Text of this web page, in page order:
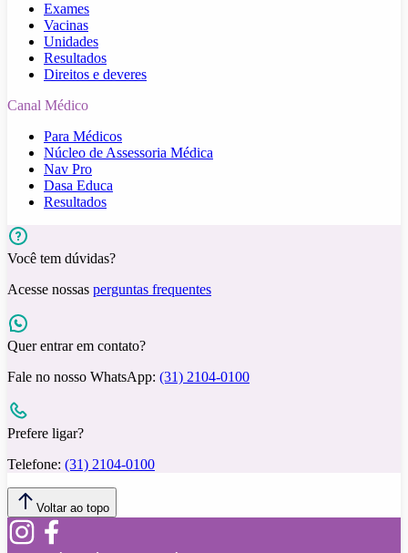
Exames
Vacinas
Unidades
Resultados
Direitos e deveres
Canal Médico
Para Médicos
Núcleo de Assessoria Médica
Nav Pro
Dasa Educa
Resultados
Você tem dúvidas?
Acesse nossas perguntas frequentes
Quer entrar em contato?
Fale no nosso WhatsApp: (31) 2104-0100
Prefere ligar?
Telefone: (31) 2104-0100
Voltar ao topo